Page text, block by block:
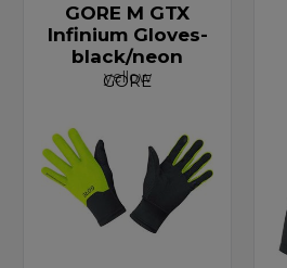
GORE M GTX
Infinium Gloves-
black/neon
yellow
GORE